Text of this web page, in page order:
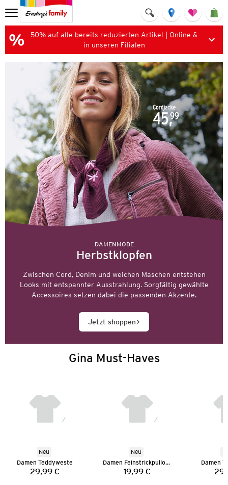
50% auf alle bereits reduzierten Artikel | Online &
in unseren Filialen
DAMENMODE
Herbstklopfen
Zwischen Cord, Denim und weichen Maschen entstehen
Looks mit entspannter Ausstrahlung. Sorgfältig gewählte
Accessoires setzen dabei die passenden Akzente.
Jetzt shoppen
Gina Must-Haves
Neu
Damen Teddyweste
Preis:
29,99 €
Neu
Damen Feinstrickpullover
Preis:
19,99 €
Damen